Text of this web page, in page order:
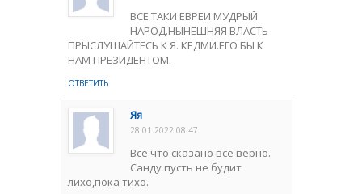
ВСЕ ТАКИ ЕВРЕИ МУДРЫЙ
НАРОД.НЫНЕШНЯЯ ВЛАСТЬ
ПРЫСЛУШАЙТЕСЬ К Я. КЕДМИ.ЕГО БЫ К
НАМ ПРЕЗИДЕНТОМ.
ОТВЕТИТЬ
Яя
28.01.2022 08:47
Всё что сказано всё верно.
Санду пусть не будит
лихо,пока тихо.